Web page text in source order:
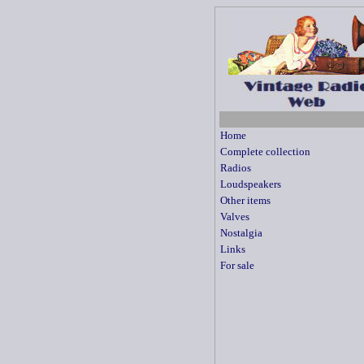
Home
Complete collection
Radios
Loudspeakers
Other items
Valves
Nostalgia
Links
For sale